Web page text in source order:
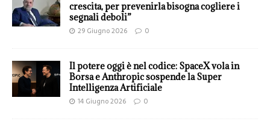
crescita, per prevenirla bisogna cogliere i
segnali deboli”
29 Giugno 2026 0
Il potere oggi è nel codice: SpaceX vola in
Borsa e Anthropic sospende la Super
Intelligenza Artificiale
14 Giugno 2026 0